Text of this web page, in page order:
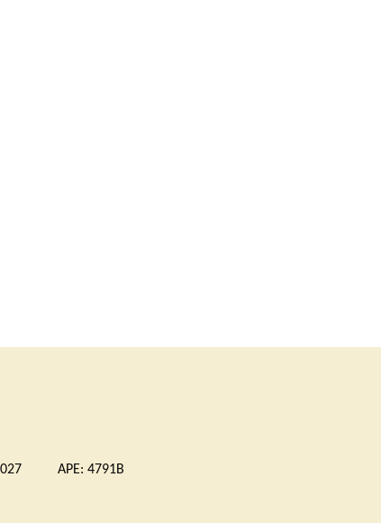
APE: 4791B